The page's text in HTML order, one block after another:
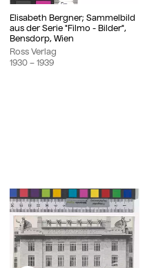
Elisabeth Bergner; Sammelbild
aus der Serie "Filmo - Bilder",
Bensdorp, Wien
Ross Verlag
1930 – 1939